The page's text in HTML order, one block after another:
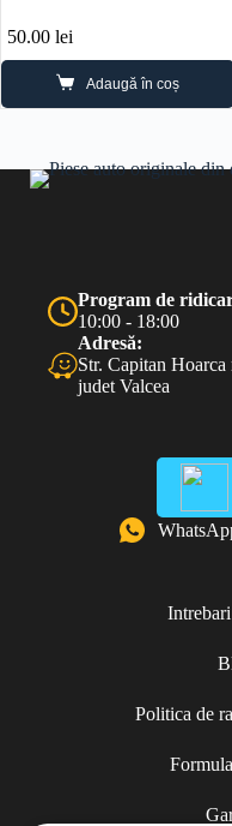
A6422002215
50.00 lei
Adaugă în coș
Program de
10:00 - 18:00
Adresă:
Str. Capitan
judet Valcea
Politica de